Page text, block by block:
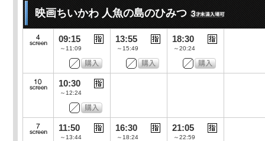
映画ちいかわ 人魚の島のひみつ
09:15
～11:09
13:55
～15:49
18:30
～20:24
10:30
～12:24
11:50
～13:44
16:30
～18:24
21:05
～22:59